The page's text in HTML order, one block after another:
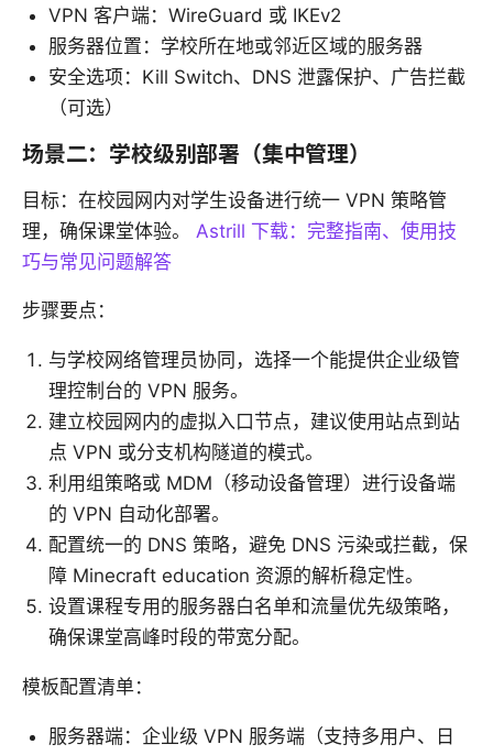
VPN 客户端：WireGuard 或 IKEv2
服务器位置：学校所在地或邻近区域的服务器
安全选项：Kill Switch、DNS 泄露保护、广告拦截
（可选）
场景二：学校级别部署（集中管理）
目标：在校园网内对学生设备进行统一 VPN 策略管
理，确保课堂体验。 Astrill 下载：完整指南、使用技
巧与常见问题解答
步骤要点：
与学校网络管理员协同，选择一个能提供企业级管
理控制台的 VPN 服务。
建立校园网内的虚拟入口节点，建议使用站点到站
点 VPN 或分支机构隧道的模式。
利用组策略或 MDM（移动设备管理）进行设备端
的 VPN 自动化部署。
配置统一的 DNS 策略，避免 DNS 污染或拦截，保
障 Minecraft education 资源的解析稳定性。
设置课程专用的服务器白名单和流量优先级策略，
确保课堂高峰时段的带宽分配。
模板配置清单：
服务器端：企业级 VPN 服务端（支持多用户、日